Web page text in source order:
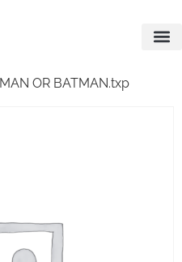
OR BATMAN.txp